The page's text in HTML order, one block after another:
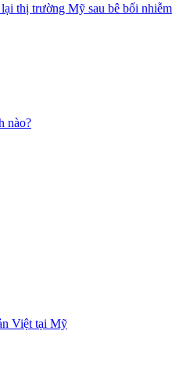
thị trường Mỹ sau bê bối nhiễm
nào?
Việt tại Mỹ